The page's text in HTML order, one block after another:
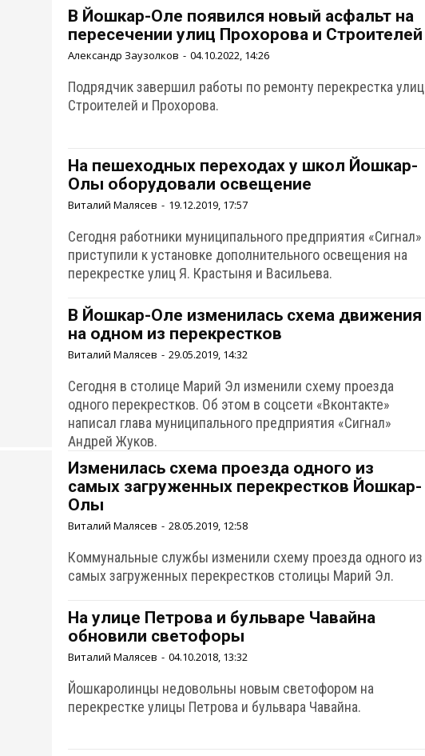
В Йошкар-Оле появился новый асфальт на
пересечении улиц Прохорова и Строителей
Александр Заузолков - 04.10.2022, 14:26
Подрядчик завершил работы по ремонту перекрестка улиц
Строителей и Прохорова.
На пешеходных переходах у школ Йошкар-
Олы оборудовали освещение
Виталий Малясев - 19.12.2019, 17:57
Сегодня работники муниципального предприятия «Сигнал»
приступили к установке дополнительного освещения на
перекрестке улиц Я. Крастыня и Васильева.
В Йошкар-Оле изменилась схема движения
на одном из перекрестков
Виталий Малясев - 29.05.2019, 14:32
Сегодня в столице Марий Эл изменили схему проезда
одного перекрестков. Об этом в соцсети «Вконтакте»
написал глава муниципального предприятия «Сигнал»
Андрей Жуков.
Изменилась схема проезда одного из
самых загруженных перекрестков Йошкар-
Олы
Виталий Малясев - 28.05.2019, 12:58
Коммунальные службы изменили схему проезда одного из
самых загруженных перекрестков столицы Марий Эл.
На улице Петрова и бульваре Чавайна
обновили светофоры
Виталий Малясев - 04.10.2018, 13:32
Йошкаролинцы недовольны новым светофором на
перекрестке улицы Петрова и бульвара Чавайна.